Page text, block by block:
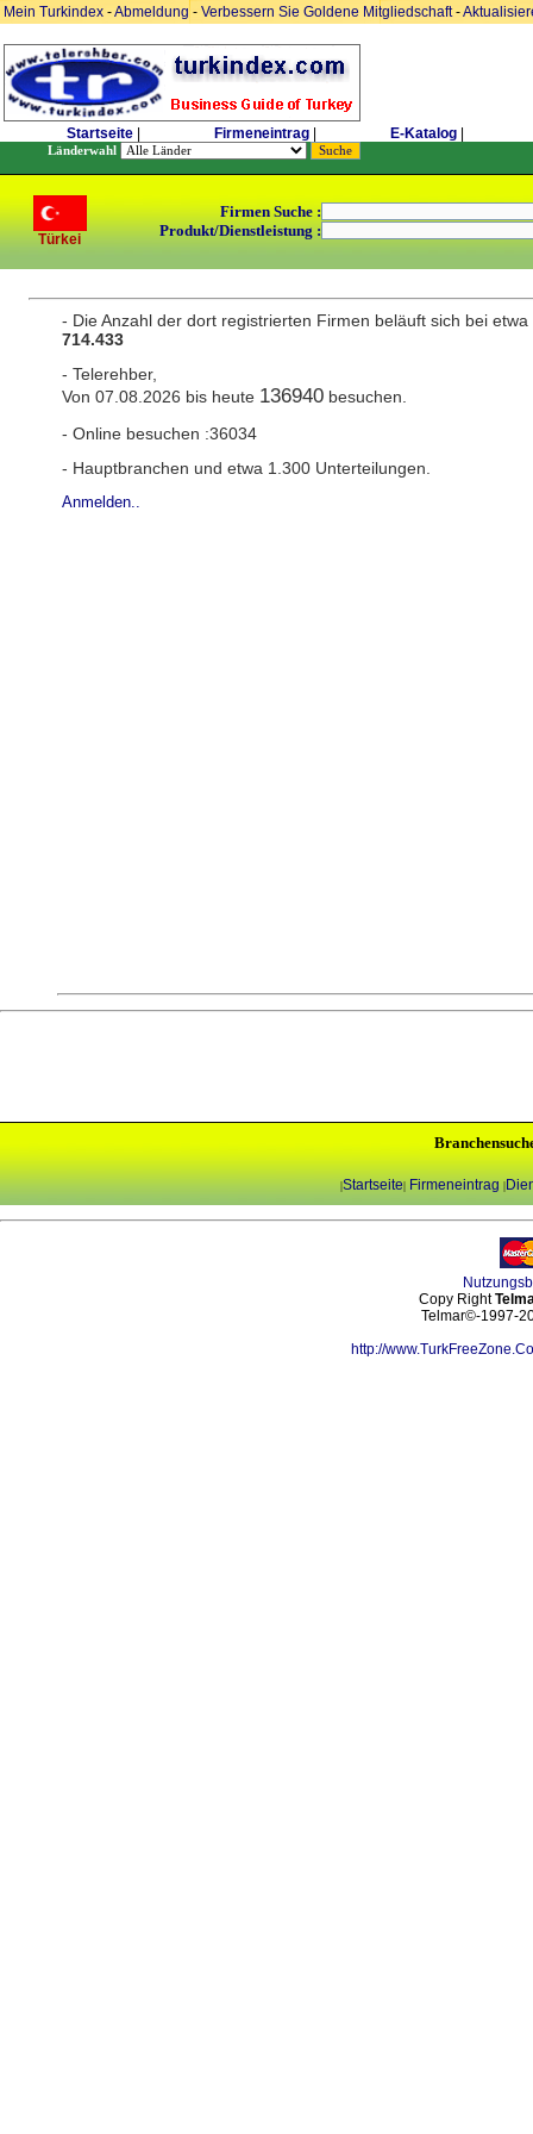
Mein Turkindex -Abmeldung- Verbessern Sie Goldene Mitgliedschaft-
Startseite Firmeneintrag E-Katalog
Länderwahl
Türkei
Firmen Suche :
Produkt/Dienstleistung :
- Die Anzahl der dort registrierten Firmen beläuft sich bei etwa
714.433
- Telerehber,
Von 07.08.2026 bis heute 136940 besuchen.
- Online besuchen :36034
- Hauptbranchen und etwa 1.300 Unterteilungen.
Anmelden..
|Startseite| Firmeneintrag |
Copy Right
Telmar©-1997-
http://